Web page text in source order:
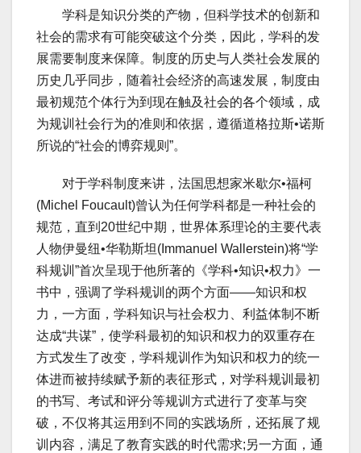
学科是知识分类的产物，但科学技术的创新和
社会的需求有可能突破这个分类，因此，学科的发
展需要制度来保障。制度的历史与人类社会发展的
历史几乎同步，随着社会经济的高速发展，制度由
最初规范个体行为到现在触及社会的各个领域，成
为规训社会行为的准则和依据，遵循道格拉斯•诺斯
所说的“社会的博弈规则”。
对于学科制度来讲，法国思想家米歇尔•福柯
(Michel Foucault)曾认为任何学科都是一种社会的
规范，直到20世纪中期，世界体系理论的主要代表
人物伊曼纽•华勒斯坦(Immanuel Wallerstein)将“学
科规训”首次呈现于他所著的《学科•知识•权力》一
书中，强调了学科规训的两个方面——知识和权
力，一方面，学科知识与社会权力、利益体制不断
达成“共谋”，使学科最初的知识和权力的双重存在
方式发生了改变，学科规训作为知识和权力的统一
体进而被持续赋予新的表征形式，对学科规训最初
的书写、考试和评分等规训方式进行了变革与突
破，不仅将其运用到不同的实践场所，还拓展了规
训内容，满足了教育实践的时代需求;另一方面，通